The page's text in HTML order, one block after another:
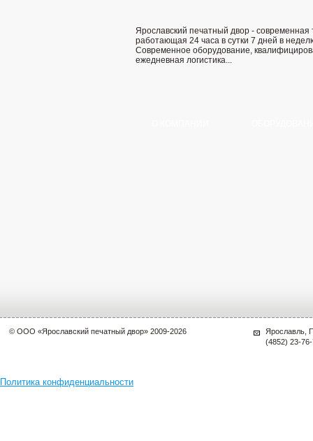
Ярославский печатный двор - современная
работающая 24 часа в сутки 7 дней в
Современное оборудование,
ежедневная логистика...
© ООО «Ярославский печатный двор» 2009-2026
Ярославль,
(4852) 23-
Политика конфиденциальности